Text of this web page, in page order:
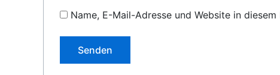
Name, E-Mail-Adresse und Website in